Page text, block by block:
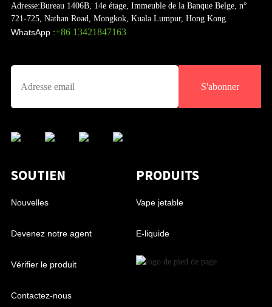
Adresse:Bureau 1406B, 14e étage, Immeuble de la Banque Belge, n°
721-725, Nathan Road, Mongkok, Kuala Lumpur, Hong Kong
WhatsApp :+86 13421847163
S'abonner
SOUTIEN
Nouvelles
Devenez notre agent
Vérifier le produit
Contactez-nous
PRODUITS
Vape jetable
E-liquide